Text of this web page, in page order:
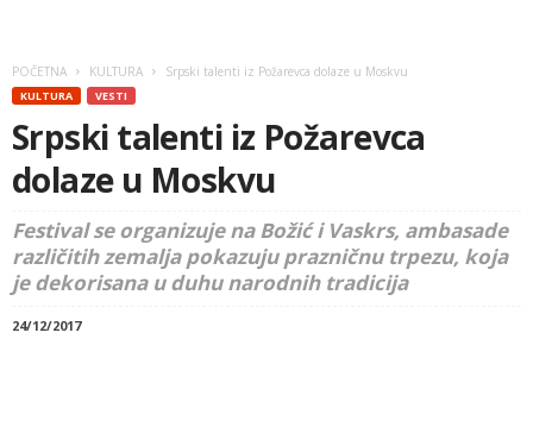
POČETNA KULTURA Srpski talenti iz Požarevca dolaze u Moskvu
KULTURA VESTI
Srpski talenti iz Požarevca
dolaze u Moskvu
Festival se organizuje na Božić i Vaskrs, ambasade
različitih zemalja pokazuju prazničnu trpezu, koja
je dekorisana u duhu narodnih tradicija
24/12/2017